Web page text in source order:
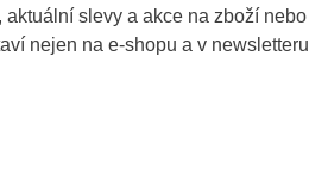
slevy a akce na zboží nebo
nejen na e-shopu a v newsletteru